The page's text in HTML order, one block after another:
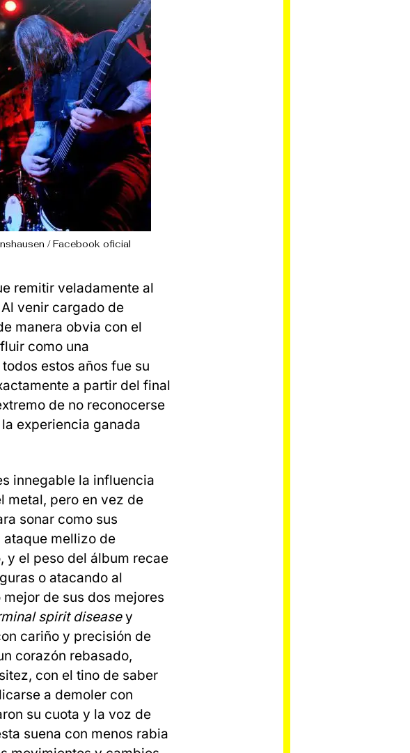
/ Facebook oficial
remitir veladamente al
venir cargado de
manera obvia con el
como una
estos años fue su
a partir del final
de no reconocerse
experiencia ganada
innegable la influencia
metal, pero en vez de
sonar como sus
mellizo de
y el peso del álbum recae
o atacando al
de sus dos mejores
spirit diseasey
cariño y precisión de
corazón rebasado,
con el tino de saber
a demoler con
su cuota y la voz de
suena con menos rabia